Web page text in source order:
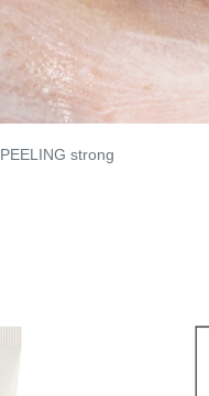
PEELING strong